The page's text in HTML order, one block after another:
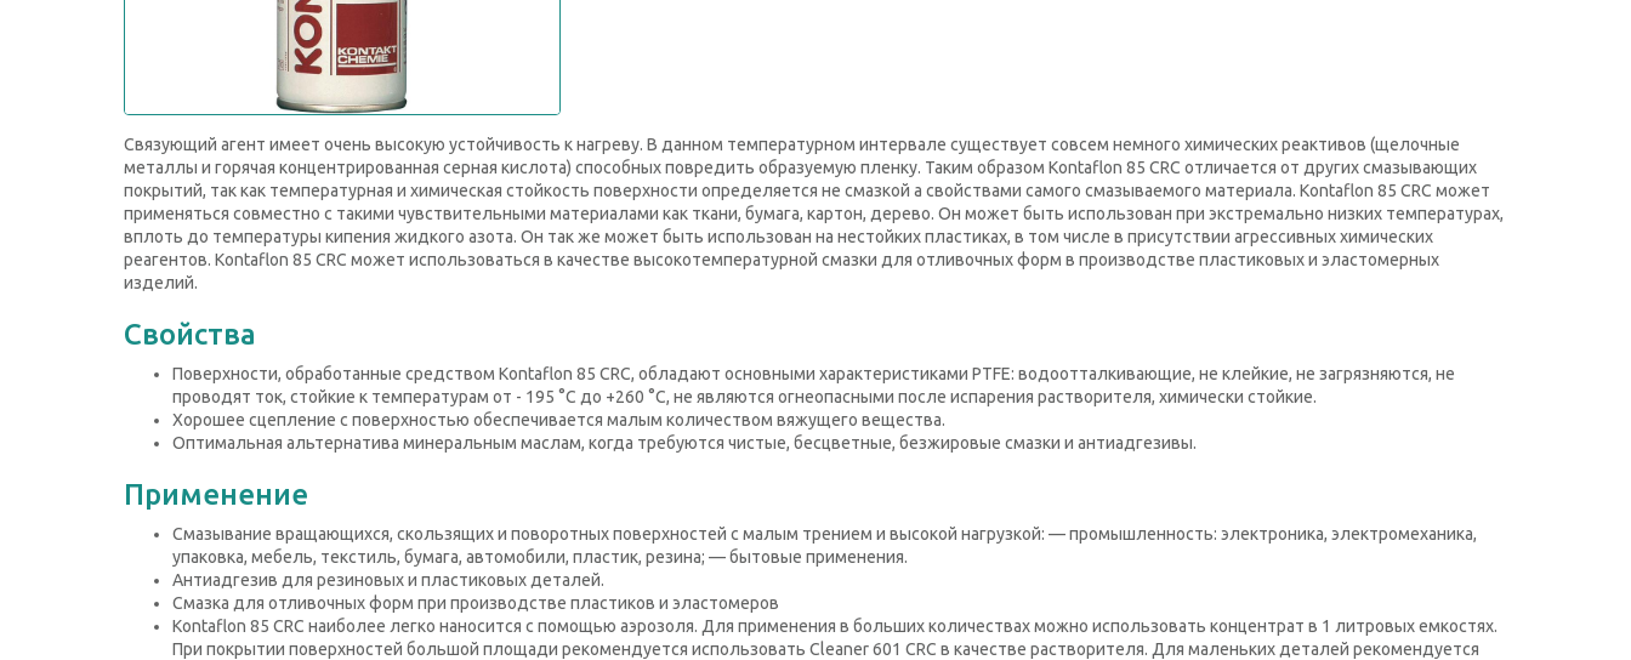
Связующий агент имеет очень высокую устойчивость к нагреву. В данном температурном интервале существует совсем немного химических реактивов (щелочные
металлы и горячая концентрированная серная кислота) способных повредить образуемую пленку. Таким образом Kontaflon 85 CRC отличается от других смазывающих
покрытий, так как температурная и химическая стойкость поверхности определяется не смазкой а свойствами самого смазываемого материала. Kontaflon 85 CRC может
применяться совместно с такими чувствительными материалами как ткани, бумага, картон, дерево. Он может быть использован при экстремально низких температурах,
вплоть до температуры кипения жидкого азота. Он так же может быть использован на нестойких пластиках, в том числе в присутствии агрессивных химических
реагентов. Kontaflon 85 CRC может использоваться в качестве высокотемпературной смазки для отливочных форм в производстве пластиковых и эластомерных
изделий.
Свойства
Поверхности, обработанные средством Kontaflon 85 CRC, обладают основными характеристиками PTFE: водоотталкивающие, не клейкие, не загрязняются, не
проводят ток, стойкие к температурам от - 195 °С до +260 °С, не являются огнеопасными после испарения растворителя, химически стойкие.
Хорошее сцепление с поверхностью обеспечивается малым количеством вяжущего вещества.
Оптимальная альтернатива минеральным маслам, когда требуются чистые, бесцветные, безжировые смазки и антиадгезивы.
Применение
Смазывание вращающихся, скользящих и поворотных поверхностей с малым трением и высокой нагрузкой: — промышленность: электроника, электромеханика,
упаковка, мебель, текстиль, бумага, автомобили, пластик, резина; — бытовые применения.
Антиадгезив для резиновых и пластиковых деталей.
Смазка для отливочных форм при производстве пластиков и эластомеров
Kontaflon 85 CRC наиболее легко наносится с помощью аэрозоля. Для применения в больших количествах можно использовать концентрат в 1 литровых емкостях.
При покрытии поверхностей большой площади рекомендуется использовать Cleaner 601 CRC в качестве растворителя. Для маленьких деталей рекомендуется